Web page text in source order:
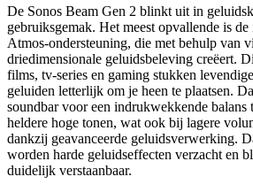
De Sonos Beam Gen 2 blinkt uit in
gebruiksgemak. Het meest opvallende is
Atmos-ondersteuning, die met behulp van
driedimensionale geluidsbeleving creëert.
films, tv-series en gaming stukken
geluiden letterlijk om je heen te plaatsen.
soundbar voor een indrukwekkende balans
heldere hoge tonen, wat ook bij lagere
dankzij geavanceerde geluidsverwerking.
worden harde geluidseffecten verzacht en
duidelijk verstaanbaar.